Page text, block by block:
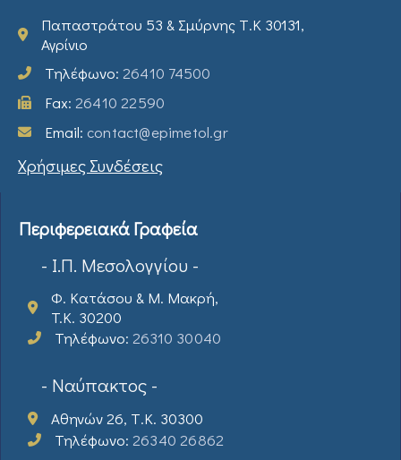
Παπαστράτου 53 & Σμύρνης Τ.Κ 30131,
Αγρίνιο
Τηλέφωνο: 26410 74500
Fax: 26410 22590
Email: contact@epimetol.gr
Χρήσιμες Συνδέσεις
Περιφερειακά Γραφεία
- Ι.Π. Μεσολογγίου -
Φ. Κατάσου & Μ. Μακρή,
T.K. 30200
Τηλέφωνο: 26310 30040
- Ναύπακτος -
Αθηνών 26, Τ.Κ. 30300
Τηλέφωνο: 26340 26862